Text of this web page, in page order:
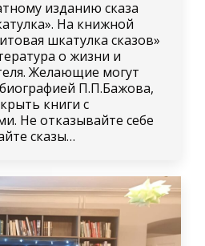
изданию сказа
На книжной
шкатулка сказов»
о жизни и
Желающие могут
П.П.Бажова,
книги с
Не отказывайте себе
сказы…